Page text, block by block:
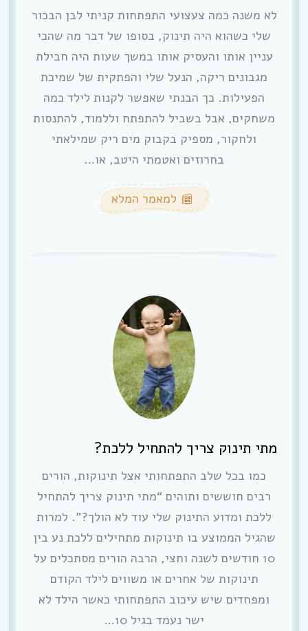
לא משנה כמה צעצועי התפתחות קניתי לבן הבכור
שלי כשהוא היה תינוק, בסופו של דבר מה שהכי
עניין אותו והעסיק אותו במשך שעות היה חבילת
מגבונים ריקה, הנעל שלי והפתקית של שמיכת
הפעילות. כך הבנתי שאפשר לקנות לילד כמה
משחקים, אבל בשביל להתפתח וללמוד, להתנסות
ולחקור, מספיק בקבוק מים ריק שמילאתי
בחרוזים ואטמתי היטב, או…
למאמר המלא
מתי תינוק צריך להתחיל ללכת?
כמו בכל שלב התפתחותי אצל תינוקות, הורים
רבים חוששים ותוהים “מתי תינוק צריך להתחיל
ללכת ומדוע התינוק שלי עוד לא הולך?”. למרות
שהגיל הממוצע בו תינוקות מתחילים ללכת נע בין
10 חודשים לשנה וחצי, הרבה הורים מסתכלים על
תינוקות של אחרים או משווים לילד הקודם
ומפחדים שיש עיכוב התפתחותי כאשר הילד לא
ישר נעמד בגיל 10…